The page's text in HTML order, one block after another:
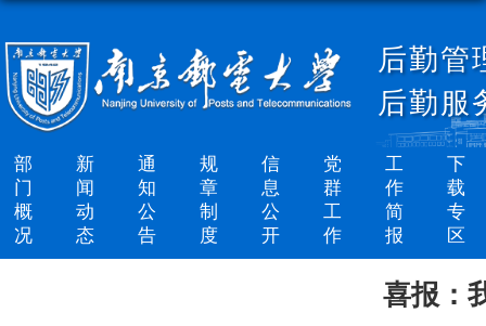
后勤管
后勤服
部
门
概
况
新
闻
动
态
通
知
公
告
规
章
制
度
信
息
公
开
党
群
工
作
工
作
简
报
下
载
专
区
喜报：